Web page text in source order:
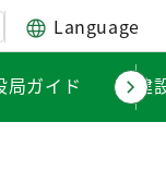
Language
局ガイド 建